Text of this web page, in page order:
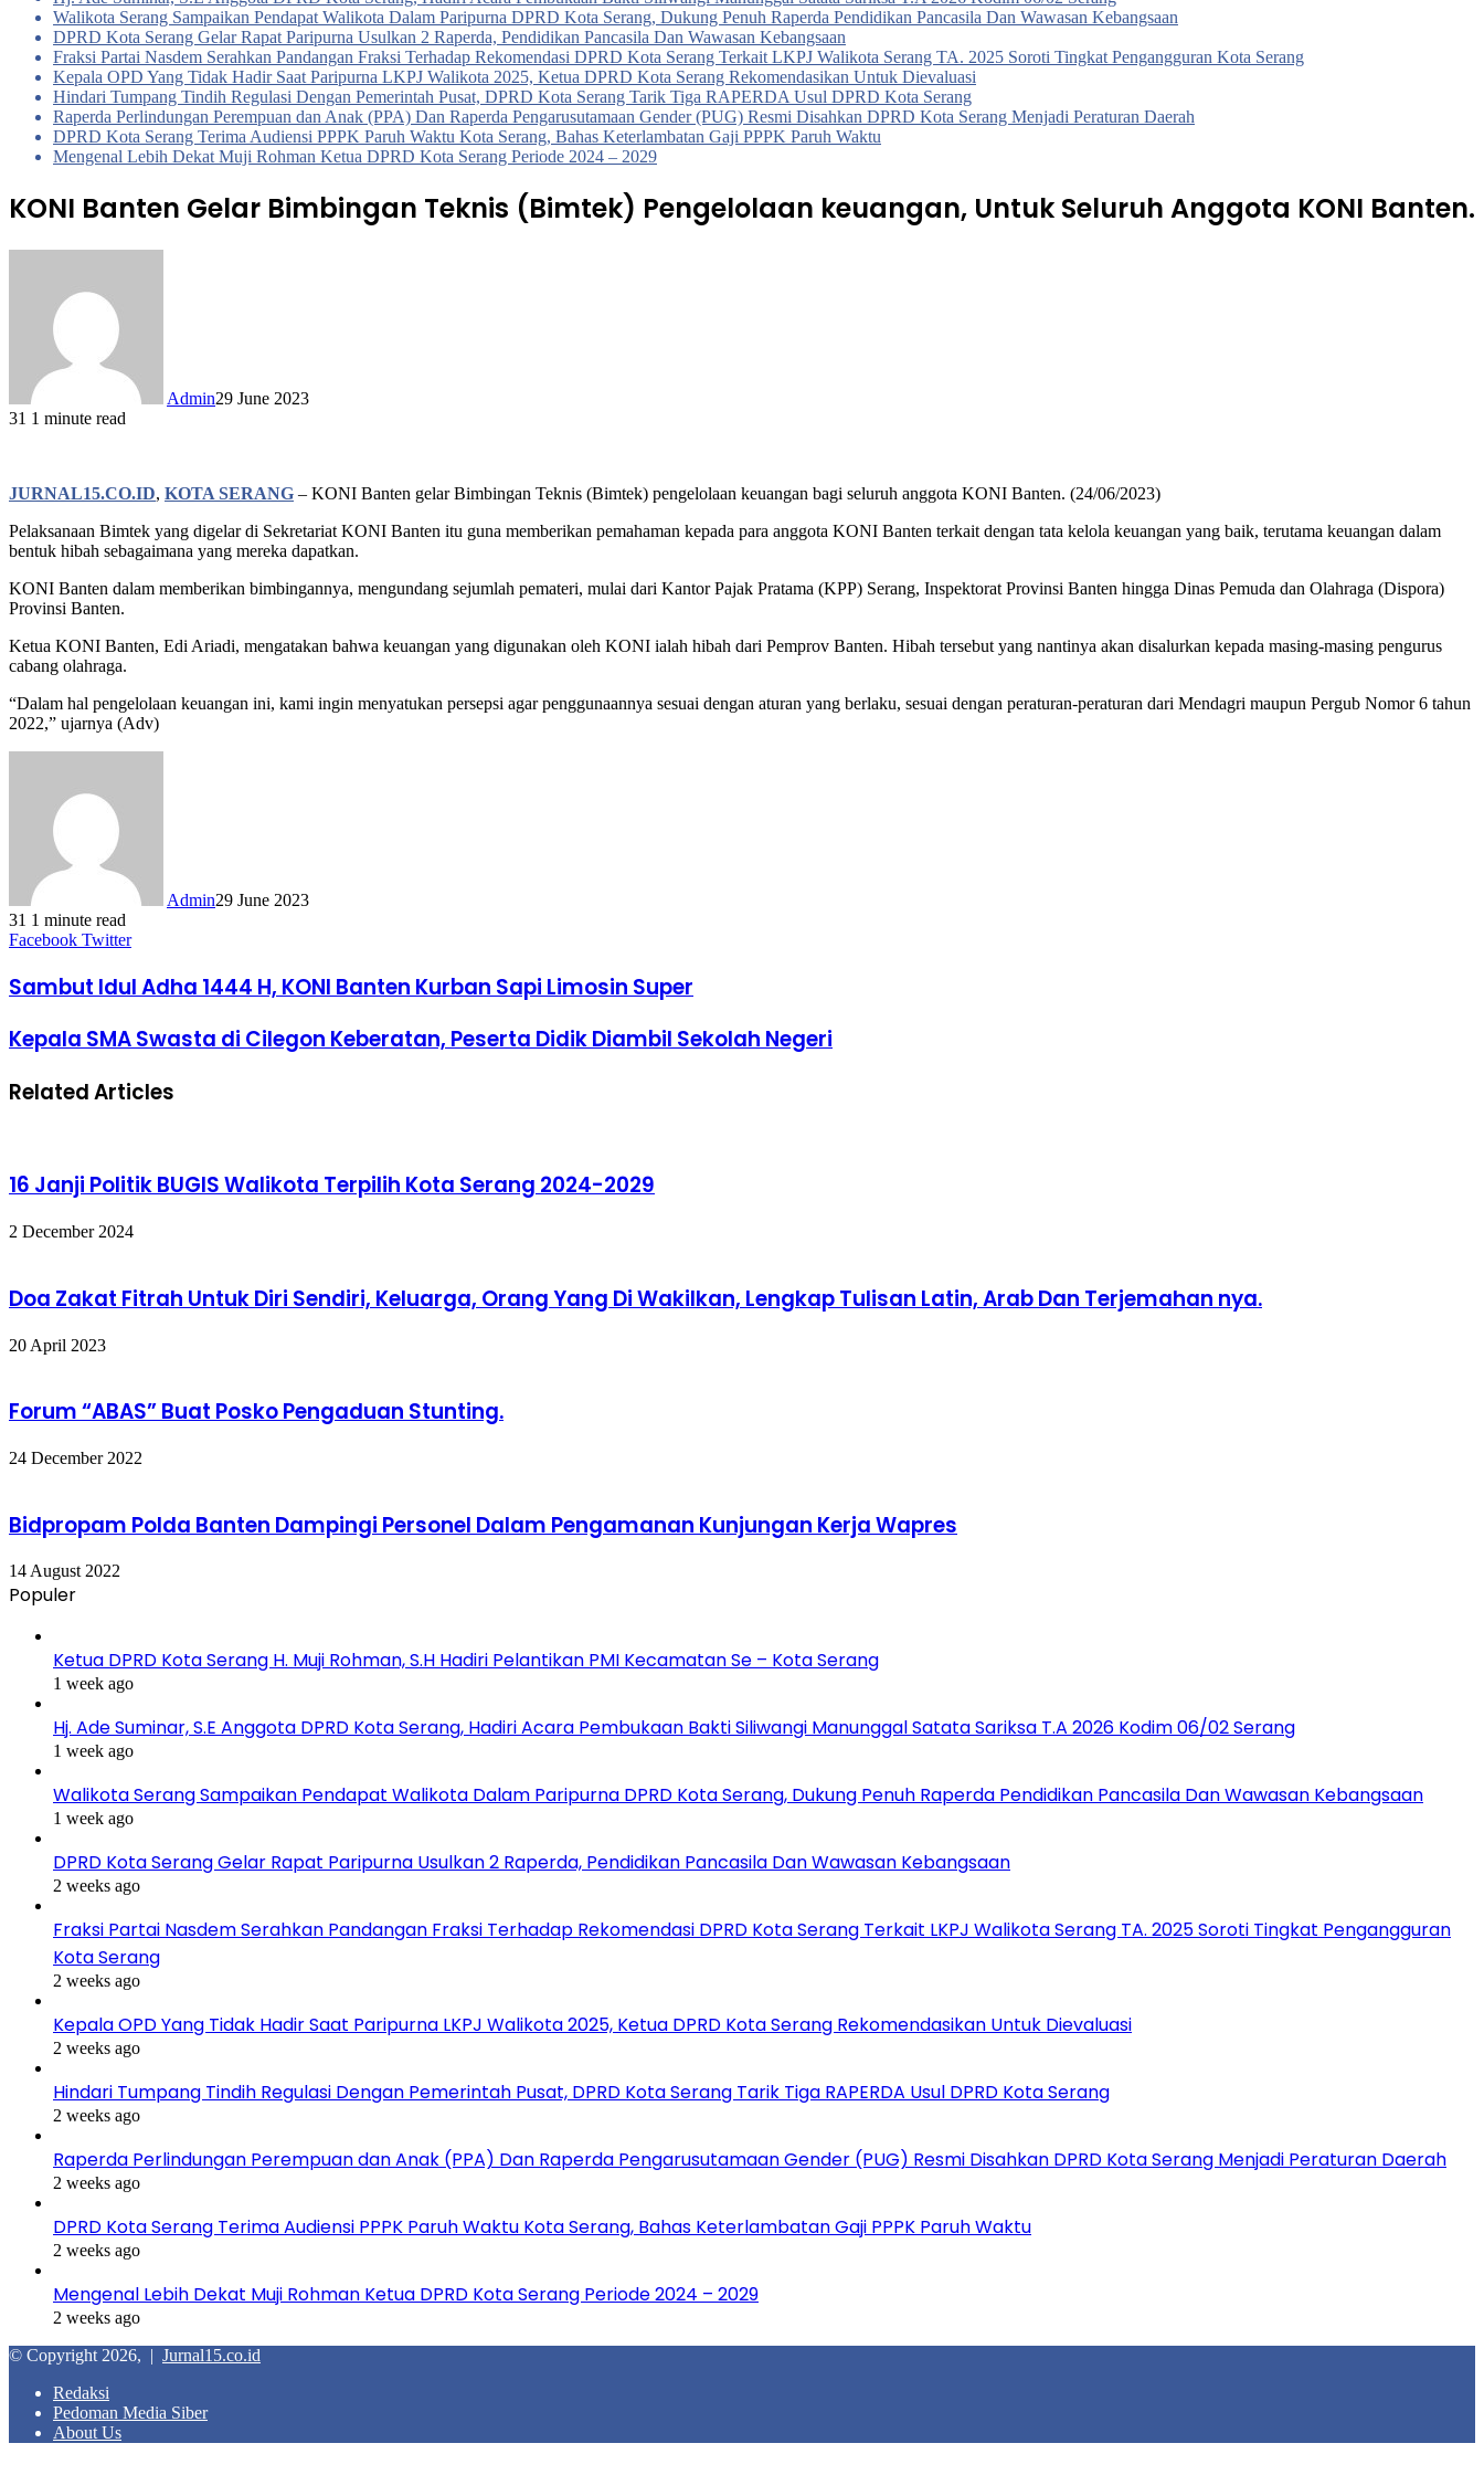
Walikota Serang Sampaikan Pendapat Walikota Dalam Paripurna DPRD Kota Serang, Dukung Penuh Raperda Pendidikan Pancasila Dan Wawasan Kebangsaan
DPRD Kota Serang Gelar Rapat Paripurna Usulkan 2 Raperda, Pendidikan Pancasila Dan Wawasan Kebangsaan
Fraksi Partai Nasdem Serahkan Pandangan Fraksi Terhadap Rekomendasi DPRD Kota Serang Terkait LKPJ Walikota Serang TA. 2025 Soroti Tingkat Pengangguran Kota Serang
Kepala OPD Yang Tidak Hadir Saat Paripurna LKPJ Walikota 2025, Ketua DPRD Kota Serang Rekomendasikan Untuk Dievaluasi
Hindari Tumpang Tindih Regulasi Dengan Pemerintah Pusat, DPRD Kota Serang Tarik Tiga RAPERDA Usul DPRD Kota Serang
Raperda Perlindungan Perempuan dan Anak (PPA) Dan Raperda Pengarusutamaan Gender (PUG) Resmi Disahkan DPRD Kota Serang Menjadi Peraturan Daerah
DPRD Kota Serang Terima Audiensi PPPK Paruh Waktu Kota Serang, Bahas Keterlambatan Gaji PPPK Paruh Waktu
Mengenal Lebih Dekat Muji Rohman Ketua DPRD Kota Serang Periode 2024 – 2029
KONI Banten Gelar Bimbingan Teknis (Bimtek) Pengelolaan keuangan, Untuk Seluruh Anggota KONI Banten.
Admin29 June 2023
31 1 minute read
JURNAL15.CO.ID, KOTA SERANG – KONI Banten gelar Bimbingan Teknis (Bimtek) pengelolaan keuangan bagi seluruh anggota KONI Banten. (24/06/2023)
Pelaksanaan Bimtek yang digelar di Sekretariat KONI Banten itu guna memberikan pemahaman kepada para anggota KONI Banten terkait dengan tata kelola keuangan yang baik, terutama keuangan dalam
bentuk hibah sebagaimana yang mereka dapatkan.
KONI Banten dalam memberikan bimbingannya, mengundang sejumlah pemateri, mulai dari Kantor Pajak Pratama (KPP) Serang, Inspektorat Provinsi Banten hingga Dinas Pemuda dan Olahraga (Dispora)
Provinsi Banten.
Ketua KONI Banten, Edi Ariadi, mengatakan bahwa keuangan yang digunakan oleh KONI ialah hibah dari Pemprov Banten. Hibah tersebut yang nantinya akan disalurkan kepada masing-masing pengurus
cabang olahraga.
“Dalam hal pengelolaan keuangan ini, kami ingin menyatukan persepsi agar penggunaannya sesuai dengan aturan yang berlaku, sesuai dengan peraturan-peraturan dari Mendagri maupun Pergub Nomor 6 tahun
2022,” ujarnya (Adv)
Admin29 June 2023
31 1 minute read
Facebook TwitterLinkedIn
Tumblr
Pinterest
Reddit
VKontakte
Share
Email
Print
Sambut Idul Adha 1444 H, KONI Banten Kurban Sapi Limosin Super
Kepala SMA Swasta di Cilegon Keberatan, Peserta Didik Diambil Sekolah Negeri
Related Articles
16 Janji Politik BUGIS Walikota Terpilih Kota Serang 2024-2029
2 December 2024
Doa Zakat Fitrah Untuk Diri Sendiri, Keluarga, Orang Yang Di Wakilkan, Lengkap Tulisan Latin, Arab Dan Terjemahan nya.
20 April 2023
Forum “ABAS” Buat Posko Pengaduan Stunting.
24 December 2022
Bidpropam Polda Banten Dampingi Personel Dalam Pengamanan Kunjungan Kerja Wapres
14 August 2022
Populer
Ketua DPRD Kota Serang H. Muji Rohman, S.H Hadiri Pelantikan PMI Kecamatan Se – Kota Serang
1 week ago
Hj. Ade Suminar, S.E Anggota DPRD Kota Serang, Hadiri Acara Pembukaan Bakti Siliwangi Manunggal Satata Sariksa T.A 2026 Kodim 06/02 Serang
1 week ago
Walikota Serang Sampaikan Pendapat Walikota Dalam Paripurna DPRD Kota Serang, Dukung Penuh Raperda Pendidikan Pancasila Dan Wawasan Kebangsaan
1 week ago
DPRD Kota Serang Gelar Rapat Paripurna Usulkan 2 Raperda, Pendidikan Pancasila Dan Wawasan Kebangsaan
2 weeks ago
Fraksi Partai Nasdem Serahkan Pandangan Fraksi Terhadap Rekomendasi DPRD Kota Serang Terkait LKPJ Walikota Serang TA. 2025 Soroti Tingkat Pengangguran
Kota Serang
2 weeks ago
Kepala OPD Yang Tidak Hadir Saat Paripurna LKPJ Walikota 2025, Ketua DPRD Kota Serang Rekomendasikan Untuk Dievaluasi
2 weeks ago
Hindari Tumpang Tindih Regulasi Dengan Pemerintah Pusat, DPRD Kota Serang Tarik Tiga RAPERDA Usul DPRD Kota Serang
2 weeks ago
Raperda Perlindungan Perempuan dan Anak (PPA) Dan Raperda Pengarusutamaan Gender (PUG) Resmi Disahkan DPRD Kota Serang Menjadi Peraturan Daerah
2 weeks ago
DPRD Kota Serang Terima Audiensi PPPK Paruh Waktu Kota Serang, Bahas Keterlambatan Gaji PPPK Paruh Waktu
2 weeks ago
Mengenal Lebih Dekat Muji Rohman Ketua DPRD Kota Serang Periode 2024 – 2029
2 weeks ago
© Copyright 2026, | Jurnal15.co.id
Redaksi
Pedoman Media Siber
About Us